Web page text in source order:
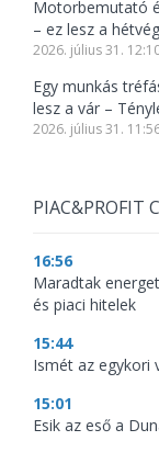
Motorbemutató
– ez lesz a
2026. július 31.
Egy munkás
lesz a vár –
2026. július 31.
PIAC&PROFIT
16:56
Maradtak
és piaci hitelek
15:44
Ismét az egykori
15:01
Esik az eső a